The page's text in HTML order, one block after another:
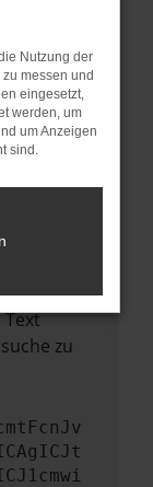
und dein
Stand
ein
auch dazu
nicht
Wir
zu
Text
zu
Nutzung der
messen und
eingesetzt,
werden, um
um Anzeigen
sind.